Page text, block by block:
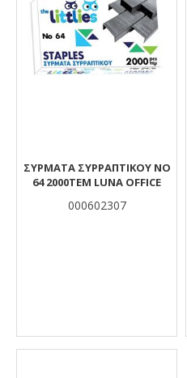
ΣΥΡΜΑΤΑ ΣΥΡΡΑΠΤΙΚΟΥ NO
64 2000TEM LUNA OFFICE
000602307